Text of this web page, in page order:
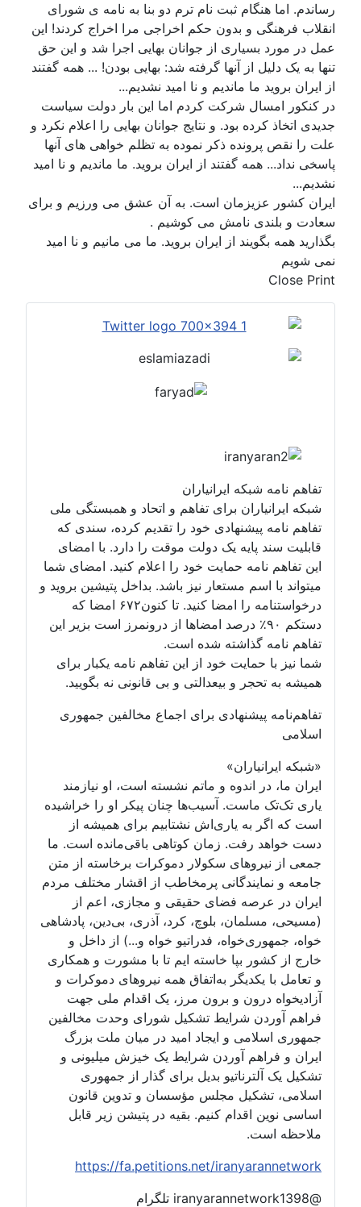
رساندم. اما هنگام ثبت نام ترم دو بنا به نامه ی شورای
انقلاب فرهنگی و بدون حکم اخراجی مرا اخراج کردند! این
عمل در مورد بسیاری از جوانان بهایی اجرا شد و این حق
تنها به یک دلیل از آنها گرفته شد: بهایی بودن! ... همه گفتند
از ایران بروید ما ماندیم و نا امید نشدیم...
در کنکور امسال شرکت کردم اما این بار دولت سیاست
جدیدی اتخاذ کرده بود. و نتایج جوانان بهایی را اعلام نکرد و
علت را نقص پرونده ذکر نموده به تظلم خواهی های آنها
پاسخی نداد... همه گفتند از ایران بروید. ما ماندیم و نا امید
نشدیم...
ایران کشور عزیزمان است. به آن عشق می ورزیم و برای
سعادت و بلندی نامش می کوشیم .
بگذارید همه بگویند از ایران بروید. ما می مانیم و نا امید
نمی شویم
Close Print
تفاهم نامه شبکه ایرانیاران
شبکه ایرانیاران برای تفاهم و اتحاد و همبستگی ملی
تفاهم نامه پیشنهادی خود را تقدیم کرده، سندی که
قابلیت سند پایه یک دولت موقت را دارد. با امضای
این تفاهم نامه حمایت خود را اعلام کنید. امضای شما
میتواند با اسم مستعار نیز باشد. بداخل پتیشین بروید و
درخواستنامه را امضا کنید. تا کنون۶۷۲ امضا که
دستکم ۹۰٪ درصد امضاها از درونمرز است بزیر این
تفاهم نامه گذاشته شده است.
شما نیز با حمایت خود از این تفاهم نامه یکبار برای
همیشه به تحجر و بیعدالتی و بی قانونی نه بگویید.
تفاهم‌نامه پیشنهادی برای اجماع مخالفین جمهوری
اسلامی
«شبکه ایرانیاران»
ایران ما، در اندوه و ماتم نشسته است، او نیازمند
یاری تک‌تک ماست. آسیب‌ها چنان پیکر او را خراشیده
است که اگر به یاری‌اش نشتابیم برای همیشه از
دست خواهد رفت. زمان کوتاهی باقی‌مانده است. ما
جمعی از نیروهای سکولار دموکرات برخاسته از متن
جامعه و نمایندگانی پرمخاطب از اقشار مختلف مردم
ایران در عرصه فضای حقیقی و مجازی، اعم از
(مسیحی، مسلمان، بلوچ، کرد، آذری، بی‌دین، پادشاهی
خواه، جمهوری‌خواه، فدراتیو خواه و...) از داخل و
خارج از کشور بپا خاسته ایم تا با مشورت و همکاری
و تعامل با یکدیگر به‌اتفاق همه نیروهای دموکرات و
آزادیخواه درون و برون مرز، یک اقدام ملی جهت
فراهم آوردن شرایط تشکیل شورای وحدت مخالفین
جمهوری اسلامی و ایجاد امید در میان ملت بزرگ
ایران و فراهم آوردن شرایط یک خیزش میلیونی و
تشکیل یک آلترناتیو بدیل برای گذار از جمهوری
اسلامی، تشکیل مجلس مؤسسان و تدوین قانون
اساسی نوین اقدام کنیم. بقیه در پتیشن زیر قابل
ملاحظه است.
https://fa.petitions.net/iranyarannetwork
@iranyarannetwork1398 تلگرام